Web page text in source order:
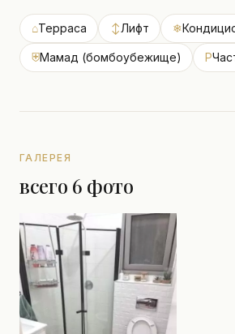
⌂Терраса ↕Лифт ❄
⛨Мамад (бомбоубежище) P
ГАЛЕРЕЯ
всего 6 фото